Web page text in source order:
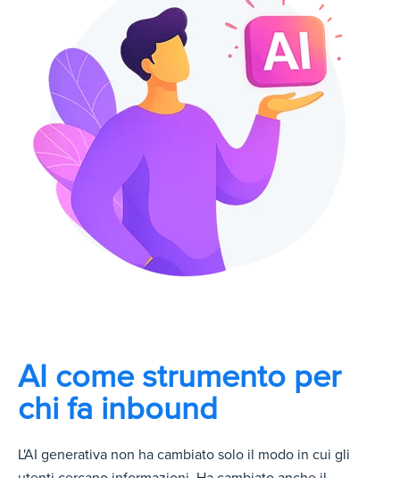
AI come strumento per
chi fa inbound
L'AI generativa non ha cambiato solo il modo in cui gli